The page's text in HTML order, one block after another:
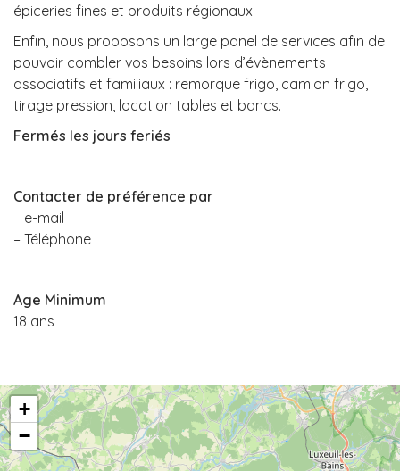
épiceries fines et produits régionaux.
Enfin, nous proposons un large panel de services afin de
pouvoir combler vos besoins lors d’évènements
associatifs et familiaux : remorque frigo, camion frigo,
tirage pression, location tables et bancs.
Fermés les jours feriés
Contacter de préférence par
– e-mail
– Téléphone
Age Minimum
18 ans
+
−